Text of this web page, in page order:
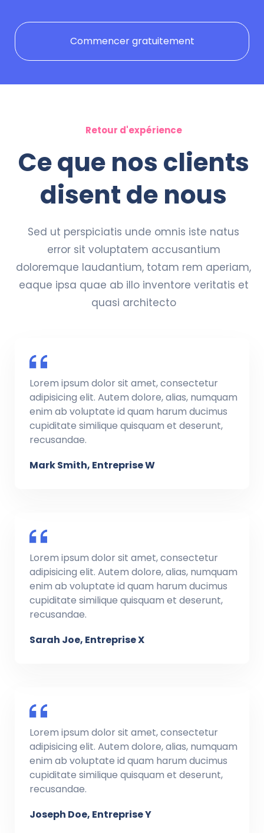
Commencer gratuitement
Retour d'expérience
Ce que nos clients
disent de nous
Sed ut perspiciatis unde omnis iste natus
error sit voluptatem accusantium
doloremque laudantium, totam rem aperiam,
eaque ipsa quae ab illo inventore veritatis et
quasi architecto
Lorem ipsum dolor sit amet, consectetur
adipisicing elit. Autem dolore, alias, numquam
enim ab voluptate id quam harum ducimus
cupiditate similique quisquam et deserunt,
recusandae.
Mark Smith, Entreprise W
Lorem ipsum dolor sit amet, consectetur
adipisicing elit. Autem dolore, alias, numquam
enim ab voluptate id quam harum ducimus
cupiditate similique quisquam et deserunt,
recusandae.
Sarah Joe, Entreprise X
Lorem ipsum dolor sit amet, consectetur
adipisicing elit. Autem dolore, alias, numquam
enim ab voluptate id quam harum ducimus
cupiditate similique quisquam et deserunt,
recusandae.
Joseph Doe, Entreprise Y